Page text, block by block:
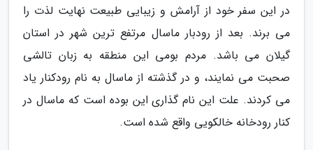
در این سفر خود از آرامش و زیبایی طبیعت نهایت لذت را
می برند. بعد از رودبار ماسال مرتفع ترین شهر در استان
گیلان می باشد. مردم بومی این منطقه به زبان تالشی
صحبت می نمایند، و در گذشته از ماسال به نام رودکنار یاد
می کردند. علت این نام گذاری این بوده است که ماسال در
کنار رودخانه خالکویی واقع شده است.